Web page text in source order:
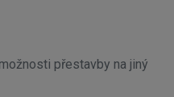
přestavby na jiný